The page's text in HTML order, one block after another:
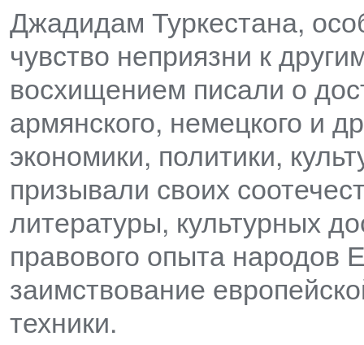
Джадидам Туркестана,
чувство неприязни к
восхищением писали о
армянского, немецкого и
экономики, политики,
призывали своих
литературы, культурных
правового опыта народов
заимствование
техники.